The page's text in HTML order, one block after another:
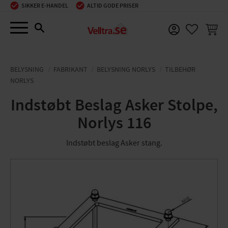
Menu
SIKKER E-HANDEL ALTID GODE PRISER
BELYSNING FABRIKANT BELYSNING NORLYS
TILBEHØR
NORLYS
Indstøbt Beslag Asker Stolpe,
Norlys 116
Indstøbt beslag Asker stang.